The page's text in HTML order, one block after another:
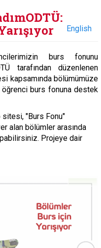
English
burs fonunu
tarafından düzenlenen
kapsamında bölümümüze
öğrenci burs fonuna destek
sitesi, "Burs Fonu"
alan bölümler arasında
Projeye dair